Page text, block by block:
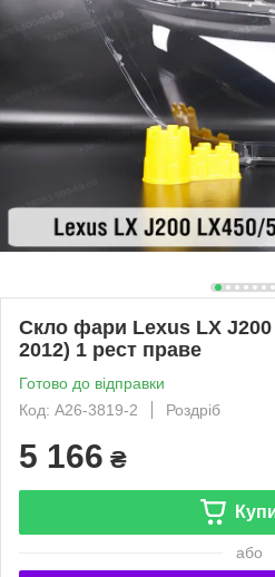
Скло фари Lexus LX J200
2012) 1 рест праве
Готово до відправки
Код: A26-3819-2
Роздріб
5 166 ₴
або